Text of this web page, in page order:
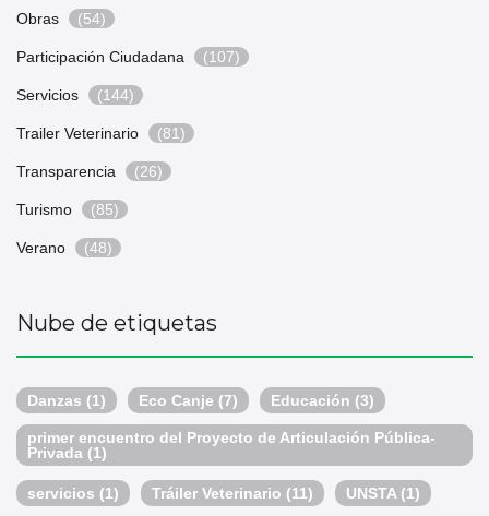
Obras (54)
Participación Ciudadana (107)
Servicios (144)
Trailer Veterinario (81)
Transparencia (26)
Turismo (85)
Verano (48)
Nube de etiquetas
Danzas (1) Eco Canje (7) Educación (3)
primer encuentro del Proyecto de Articulación Pública-
Privada (1)
servicios (1) Tráiler Veterinario (11) UNSTA (1)